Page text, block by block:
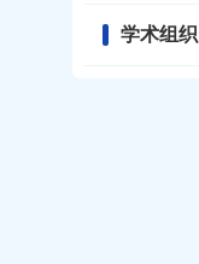
学术组织